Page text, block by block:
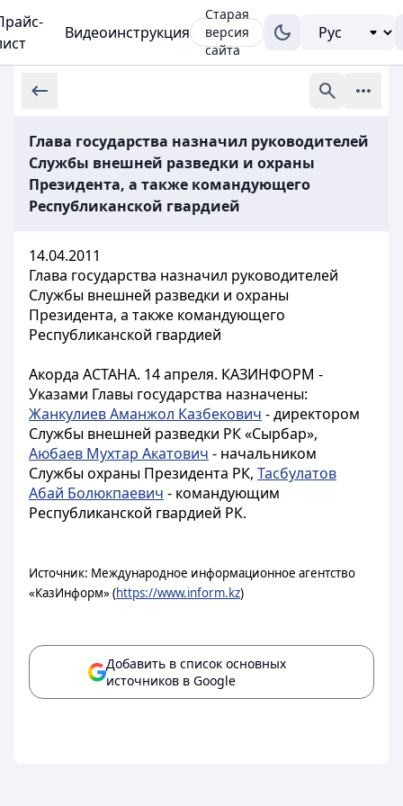
Видеоинструкция
Старая
версия
сайта
Глава государства назначил руководителей
Службы внешней разведки и охраны
Президента, а также командующего
Республиканской гвардией
14.04.2011
Глава государства назначил руководителей
Службы внешней разведки и охраны
Президента, а также командующего
Республиканской гвардией
Акорда АСТАНА. 14 апреля. КАЗИНФОРМ -
Указами Главы государства назначены:
Жанкулиев Аманжол Казбекович - директором
Службы внешней разведки РК «Сырбар»,
Аюбаев Мухтар Акатович - начальником
Службы охраны Президента РК, Тасбулатов
Абай Болюкпаевич - командующим
Республиканской гвардией РК.
Источник: Международное информационное агентство
«КазИнформ» (https://www.inform.kz)
Добавить в список основных
источников в Google